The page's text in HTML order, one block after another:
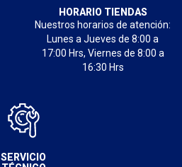
HORARIO TIENDAS
Nuestros horarios de atención:
Lunes a Jueves de 8:00 a
17:00 Hrs, Viernes de 8:00 a
16:30 Hrs
SERVICIO